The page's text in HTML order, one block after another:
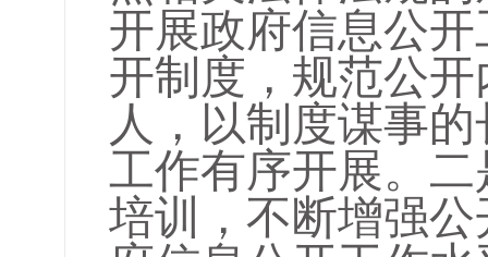
开展政府信息公
开制度，规范公
人，以制度谋事
工作有序开展。
培训，不断增强